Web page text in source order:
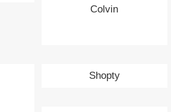
Colvin
Shopty